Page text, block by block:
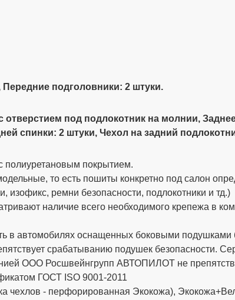
подголовники: 2 штуки.
отверстием под подлокотник на молнии,
спинки: 2 штуки, Чехол на задний
полиуретановым покрытием.
то есть пошиты конкретно под салон
изофикс, ремни безопасности, подлокотники и тд.)
наличие всего необходимого крепежа в
в автомобилях оснащенных боковыми подушками
срабатыванию подушек безопасности.
ООО Росшвейнгрупп АВТОПИЛОТ не
ГОСТ ISO 9001-2011
чехлов - перфорированная Экокожа),